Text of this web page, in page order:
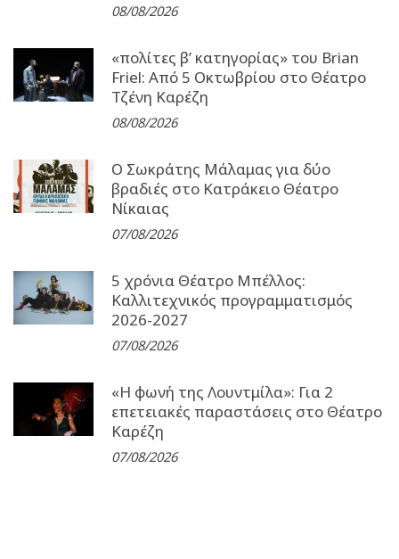
08/08/2026
«πολίτες β’ κατηγορίας» του Brian
Friel: Από 5 Οκτωβρίου στο Θέατρο
Τζένη Καρέζη
08/08/2026
Ο Σωκράτης Μάλαμας για δύο
βραδιές στο Κατράκειο Θέατρο
Νίκαιας
07/08/2026
5 χρόνια Θέατρο Μπέλλος:
Καλλιτεχνικός προγραμματισμός
2026-2027
07/08/2026
«Η φωνή της Λουντμίλα»: Για 2
επετειακές παραστάσεις στο Θέατρο
Καρέζη
07/08/2026